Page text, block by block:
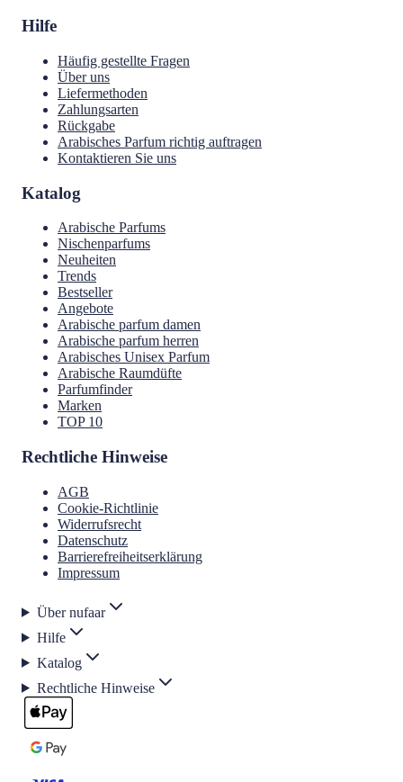
Hilfe
Häufig gestellte Fragen
Über uns
Liefermethoden
Zahlungsarten
Rückgabe
Arabisches Parfum richtig auftragen
Kontaktieren Sie uns
Katalog
Arabische Parfums
Nischenparfums
Neuheiten
Trends
Bestseller
Angebote
Arabische parfum damen
Arabische parfum herren
Arabisches Unisex Parfum
Arabische Raumdüfte
Parfumfinder
Marken
TOP 10
Rechtliche Hinweise
AGB
Cookie-Richtlinie
Widerrufsrecht
Datenschutz
Barrierefreiheitserklärung
Impressum
Über nufaar
Hilfe
Katalog
Rechtliche Hinweise